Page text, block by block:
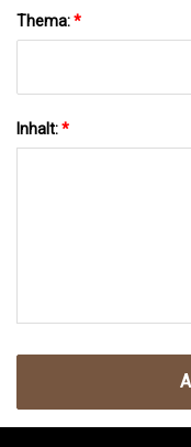
Thema:*
Inhalt:*